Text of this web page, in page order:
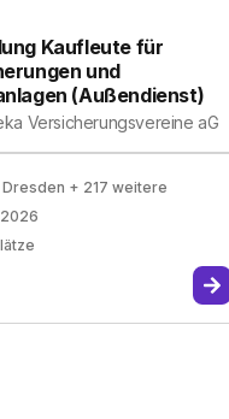
Kaufleute für
und
(Außendienst)
Versicherungsvereine aG
Dresden + 217 weitere